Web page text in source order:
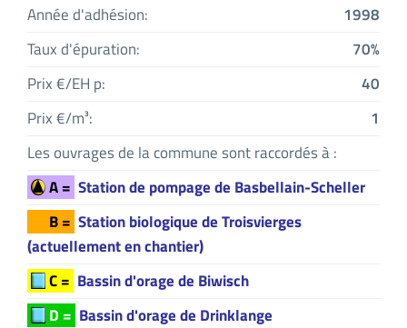
Année d'adhésion:
1998
Taux d'épuration:
70%
Prix €/EH p:
40
Prix €/m³:
1
Les ouvrages de la commune sont raccordés à :
A = Station de pompage de Basbellain-Scheller
B = Station biologique de Troisvierges
(actuellement en chantier)
C = Bassin d'orage de Biwisch
D = Bassin d'orage de Drinklange